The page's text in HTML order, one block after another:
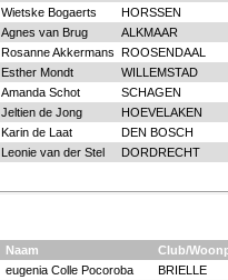
Wietske Bogaerts HORSSEN
Agnes van Brug ALKMAAR
Rosanne Akkermans ROOSENDAAL
Esther Mondt WILLEMSTAD
Amanda Schot SCHAGEN
Jeltien de Jong HOEVELAKEN
Karin de Laat DEN BOSCH
Leonie van der Stel DORDRECHT
Naam Club/
eugenia Colle Pocoroba BRIELLE